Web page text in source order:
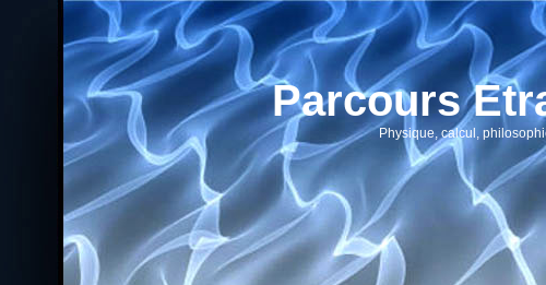
Parcours
Physique, calcul,